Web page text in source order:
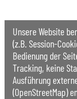
Unsere Website
(z.B. Session-
Bedienung der
Tracking, keine
Ausführung
(OpenStreetMap)